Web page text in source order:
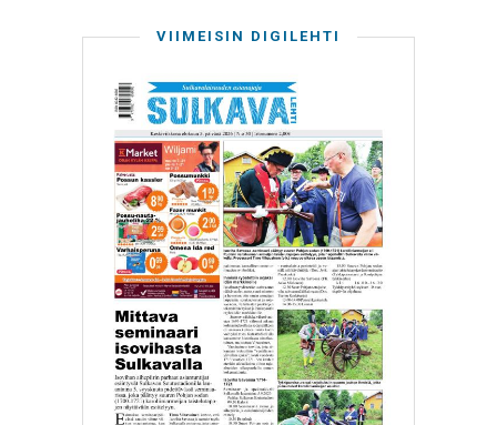
VIIMEISIN DIGILEHTI